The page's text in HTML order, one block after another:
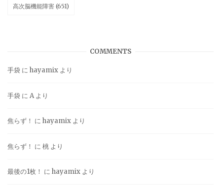
高次脳機能障害 (651)
COMMENTS
手袋 に hayamix より
手袋 に Aより
焦らず！ に hayamix より
焦らず！ に 桃 より
最後の1枚！ に hayamix より